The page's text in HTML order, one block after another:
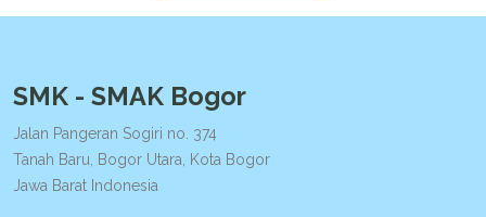
SMK - SMAK Bogor
Jalan Pangeran Sogiri no. 374
Tanah Baru, Bogor Utara, Kota Bogor
Jawa Barat Indonesia